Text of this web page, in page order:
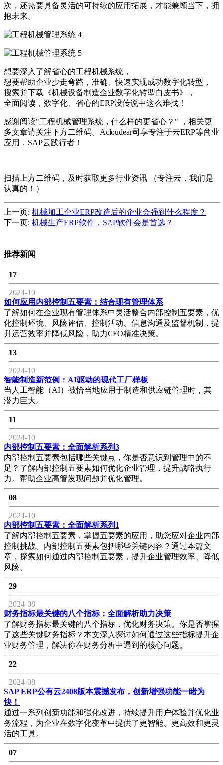
次，还需要具备灵活的可持续的应用拓展，才能兼顾当下，拥
抱未来。
想要深入了解省心的工程机械系统，
想要帮助企业少走弯路，准确、快速实现成功数字化转型，
搜索并下载《机械设备制造企业数字化转型白皮书》，
全面阅读，数字化、省心的ERP没传说中这么难找！
感谢阅读"工程机械管理系统，什么样的更省心？" ，相关更
多文章请关注下方二维码。Acloudear司享专注于云ERP等商业
应用，SAP云践行者！
扫描上方二维码，及时获取更多行业资讯 （专注云，我们是
认真的！）
上一页: 机械加工企业ERP改造后的企业会强到什么程度？
下一页: 机械生产ERP软件，SAP软件会是首选？
推荐新闻
17
2024-10
如何应用内部控制五要素：结合现有管理体系
了解如何在企业现有管理体系中灵活整合内部控制五要素，优
化控制环境、风险评估、控制活动、信息沟通及监督机制，提
升运营效率并降低风险，助力CFO精准决策。
13
2024-10
智能制造新范例：AI驱动的现代工厂样板
当人工智能（AI）被恰当地应用于制造和供应链管理时，其
潜力巨大。
11
2024-10
内部控制五要素：全面解析系列3
内部控制五要素包括哪些关键点，你是否意识到管理中的不
足？了解内部控制五要素如何优化企业管理，提升战略执行
力。帮助企业高管发现问题并优化管理。
08
2024-10
内部控制五要素：全面解析系列1
了解内部控制五要素，掌握五要素的应用，助您应对企业内部
控制挑战。内部控制五要素包括哪些关键内容？通过本篇文
章，探索如何通过内部控制五要素，提升企业管理效率、降低
风险。
29
2024-08
财务指标最关键的八个指标：全面解析助力决策
了解财务指标最关键的八个指标，优化财务决策。你是否掌握
了这些关键财务指标？本文深入探讨如何通过这些指标提升企
业财务管理，解决你在财务分析中遇到的核心问题。
22
2024-08
SAP ERP公有云2408版本震撼发布，创新增强功能一睹为
快！
通过一系列创新功能和强化改进，持续提升用户体验并优化业
务流程，为企业在数字化变革中提供了更智能、更高效和更灵
活的工具。
07